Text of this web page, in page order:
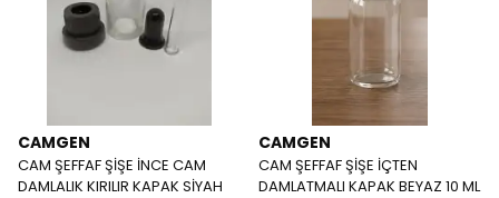
CAMGEN
CAM ŞEFFAF ŞİŞE İNCE CAM
DAMLALIK KIRILIR KAPAK SİYAH
CAMGEN
CAM ŞEFFAF ŞİŞE İÇTEN
DAMLATMALI KAPAK BEYAZ 10 ML